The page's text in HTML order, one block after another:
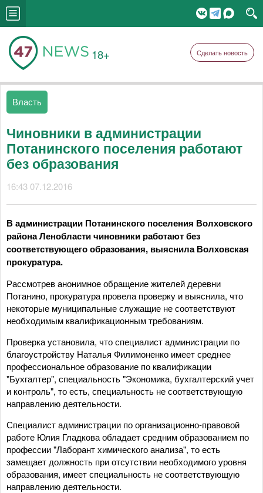
18+ Сделать новость
Власть
Чиновники в администрации
Потанинского поселения работают
без образования
16:43 07.12.2016
В администрации Потанинского поселения Волховского
района Ленобласти чиновники работают без
соответствующего образования, выяснила Волховская
прокуратура.
Рассмотрев анонимное обращение жителей деревни
Потанино, прокуратура провела проверку и выяснила, что
некоторые муниципальные служащие не соответствуют
необходимым квалификационным требованиям.
Проверка установила, что специалист администрации по
благоустройству Наталья Филимоненко имеет среднее
профессиональное образование по квалификации
"Бухгалтер", специальность "Экономика, бухгалтерский учет
и контроль", то есть, специальность не соответствующую
направлению деятельности.
Специалист администрации по организационно-правовой
работе Юлия Гладкова обладает средним образованием по
профессии "Лаборант химического анализа", то есть
замещает должность при отсутствии необходимого уровня
образования, имеет специальность не соответствующую
направлению деятельности.